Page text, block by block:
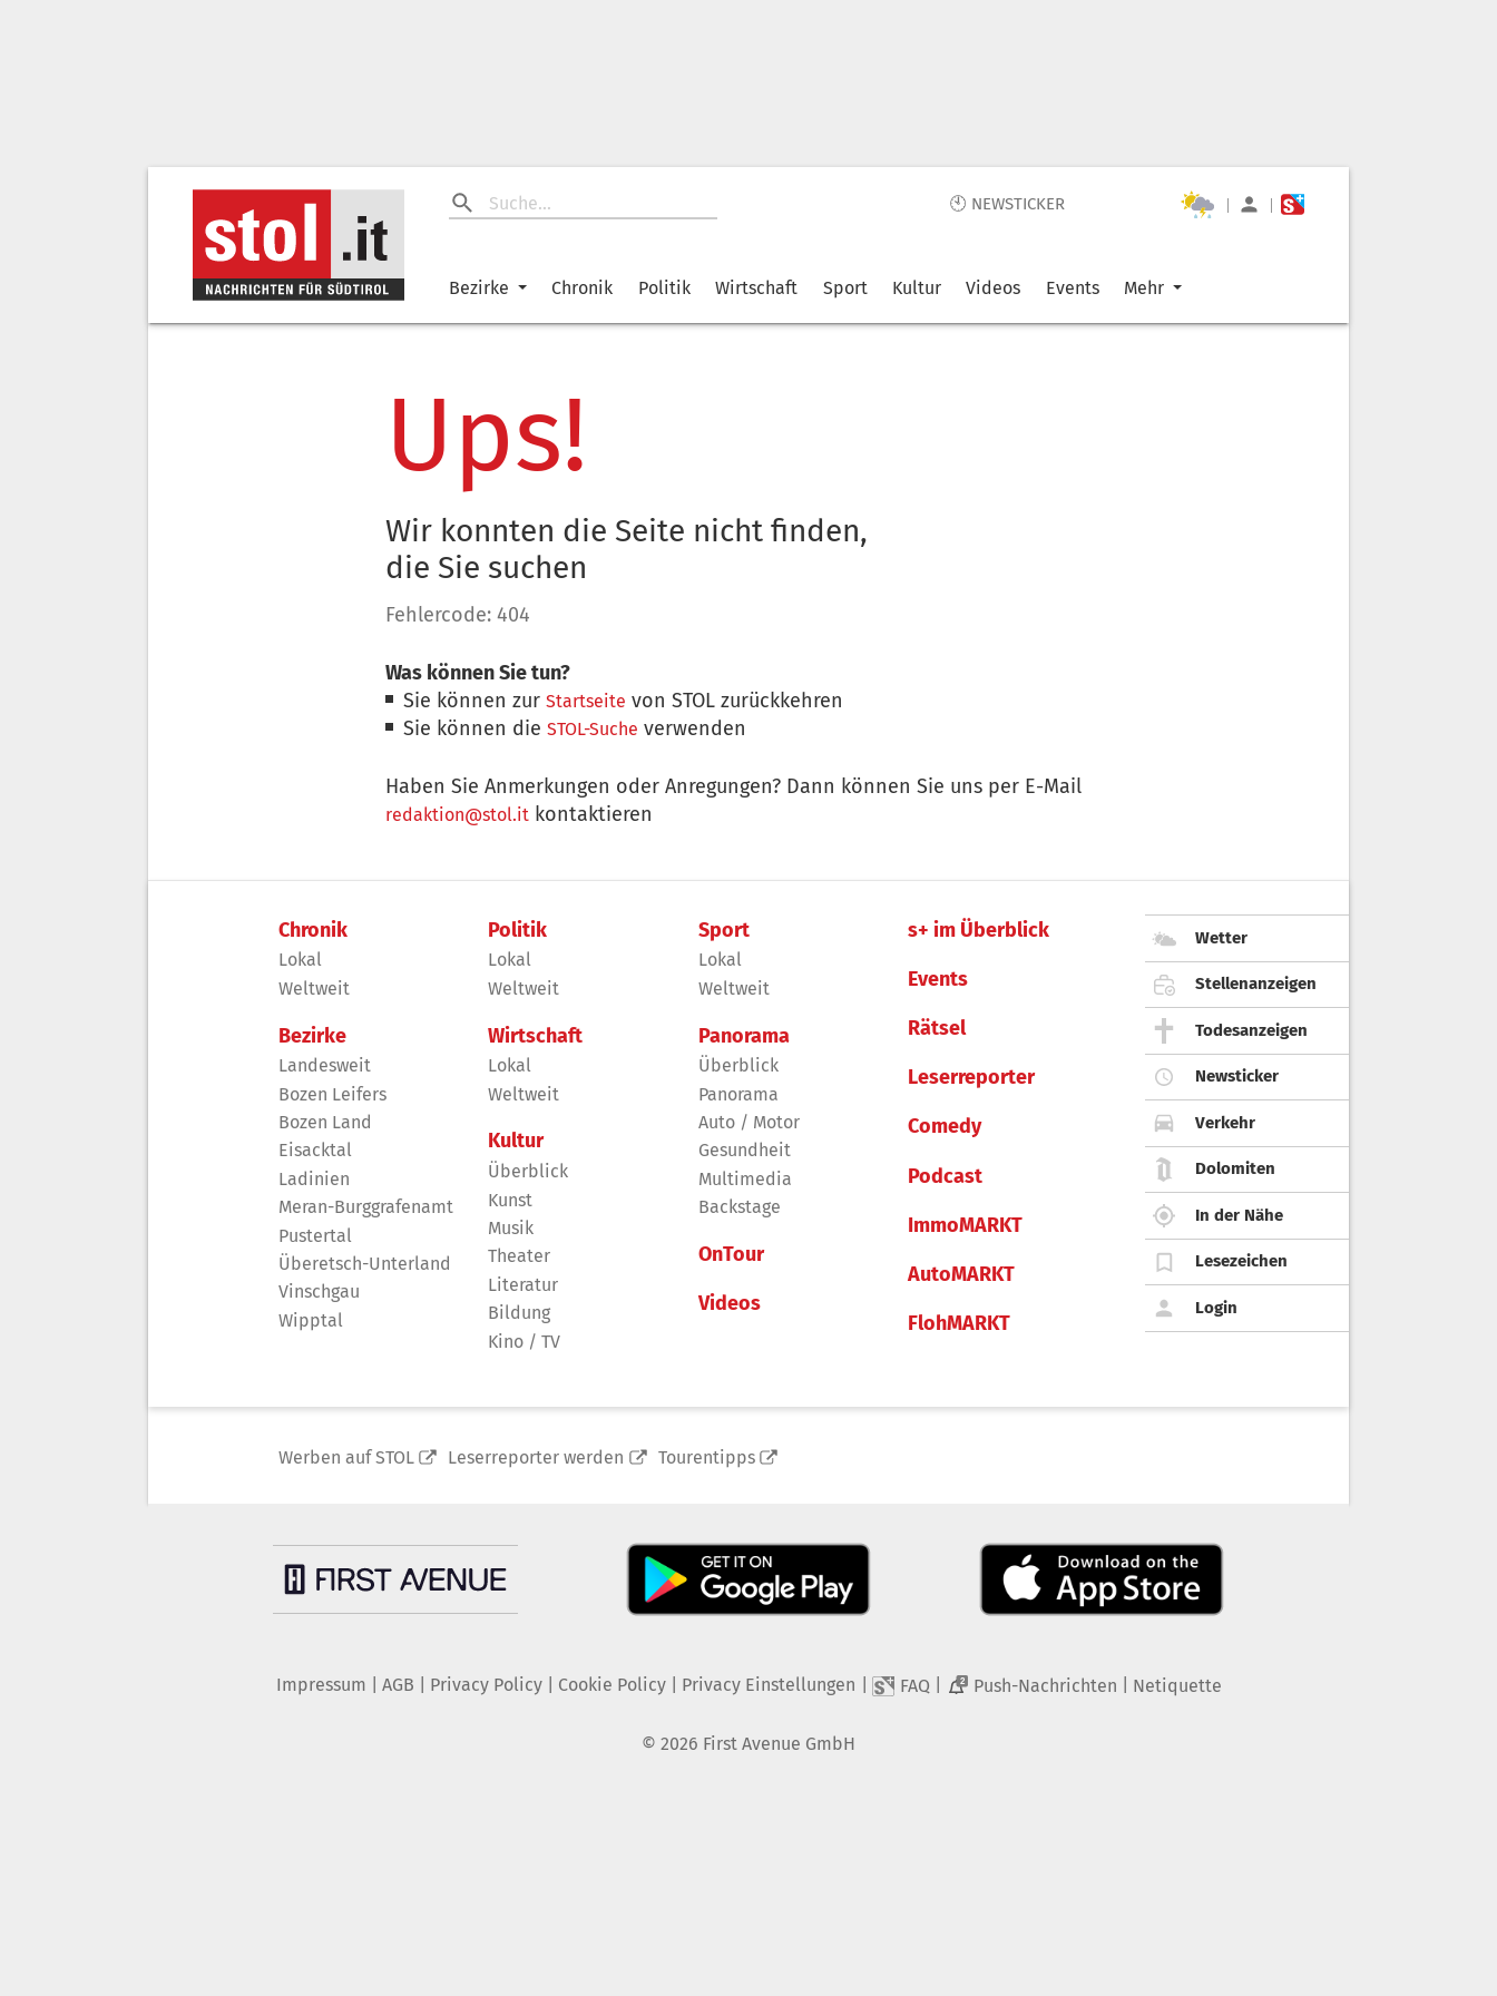
🕙 NEWSTICKER | |
Bezirke Chronik Politik Wirtschaft Sport Kultur Videos Events Mehr
Ups!
Wir konnten die Seite nicht finden,
die Sie suchen
Fehlercode: 404
Was können Sie tun?
Sie können zurStartseite von STOL zurückkehren
Sie können dieSTOL-Suche verwenden
Haben Sie Anmerkungen oder Anregungen? Dann können Sie uns per E-Mail
redaktion@stol.it kontaktieren
Chronik
Lokal
Weltweit
Bezirke
Landesweit
Bozen Leifers
Bozen Land
Eisacktal
Ladinien
Meran-Burggrafenamt
Pustertal
Überetsch-Unterland
Vinschgau
Wipptal
Politik
Lokal
Weltweit
Wirtschaft
Lokal
Weltweit
Kultur
Überblick
Kunst
Musik
Theater
Literatur
Bildung
Kino / TV
Sport
Lokal
Weltweit
Panorama
Überblick
Panorama
Auto / Motor
Gesundheit
Multimedia
Backstage
OnTour
Videos
s+ im Überblick
Events
Rätsel
Leserreporter
Comedy
Podcast
ImmoMARKT
AutoMARKT
FlohMARKT
Wetter
Stellenanzeigen
Todesanzeigen
Newsticker
Verkehr
Dolomiten
In der Nähe
Lesezeichen
Login
Werben auf STOL Leserreporter werden Tourentipps
Impressum AGB Privacy Policy| Cookie Policy| Privacy Einstellungen FAQ 2 Push-Nachrichten Netiquette
© 2026 First Avenue GmbH